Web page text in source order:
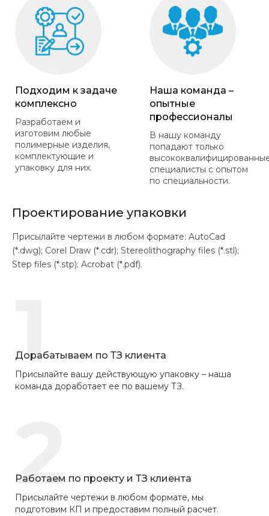
Подходим к задаче
комплексно
Разработаем и
изготовим любые
полимерные изделия,
комплектующие и
упаковку для них.
Наша команда –
опытные
профессионалы
В нашу команду
попадают только
специалисты с опытом
по специальности.
Проектирование упаковки
Присылайте чертежи в любом формате: AutoCad
(*.dwg); Corel Draw (*.cdr); Stereolithography files (*.stl);
Step files (*.stp); Acrobat (*.pdf).
1
Дорабатываем по ТЗ клиента
Присылайте вашу действующую упаковку – наша
команда доработает ее по вашему ТЗ.
2
Работаем по проекту и ТЗ клиента
Присылайте чертежи в любом формате, мы
подготовим КП и предоставим полный расчет.